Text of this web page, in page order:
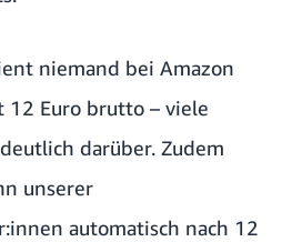
niemand bei Amazon
12 Euro brutto – viele
darüber. Zudem
unserer
automatisch nach 12